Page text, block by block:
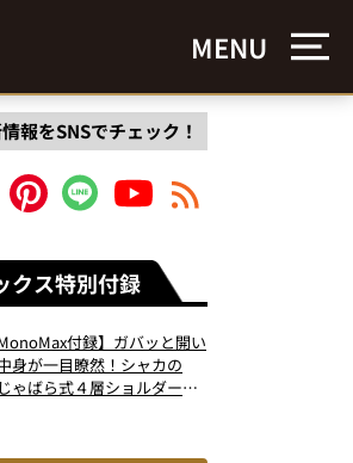
MENU
報をSNSでチェック！
クス特別付録
MonoMax付録】ガバッと開い
身が一目瞭然！シャカの
じゃばら式４層ショルダーバ